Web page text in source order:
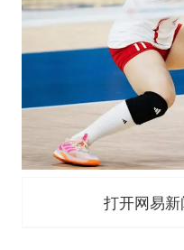
打开网易